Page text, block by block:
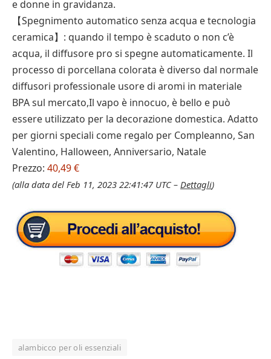
e donne in gravidanza.
【Spegnimento automatico senza acqua e tecnologia
ceramica】: quando il tempo è scaduto o non c’è
acqua, il diffusore pro si spegne automaticamente. Il
processo di porcellana colorata è diverso dal normale
diffusori professionale usore di aromi in materiale
BPA sul mercato,Il vapo è innocuo, è bello e può
essere utilizzato per la decorazione domestica. Adatto
per giorni speciali come regalo per Compleanno, San
Valentino, Halloween, Anniversario, Natale
Prezzo: 40,49 €
(alla data del Feb 11, 2023 22:41:47 UTC – Dettagli)
alambicco per oli essenziali